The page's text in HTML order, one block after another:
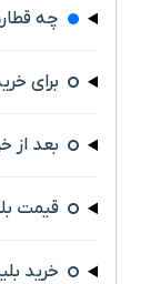
چه
برای
بعد از
قیمت
خرید بلیط